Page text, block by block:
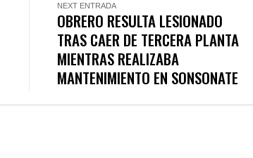
NEXT ENTRADA
OBRERO RESULTA LESIONADO
TRAS CAER DE TERCERA PLANTA
MIENTRAS REALIZABA
MANTENIMIENTO EN SONSONATE